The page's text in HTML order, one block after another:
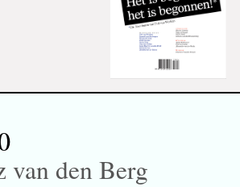
van den Berg